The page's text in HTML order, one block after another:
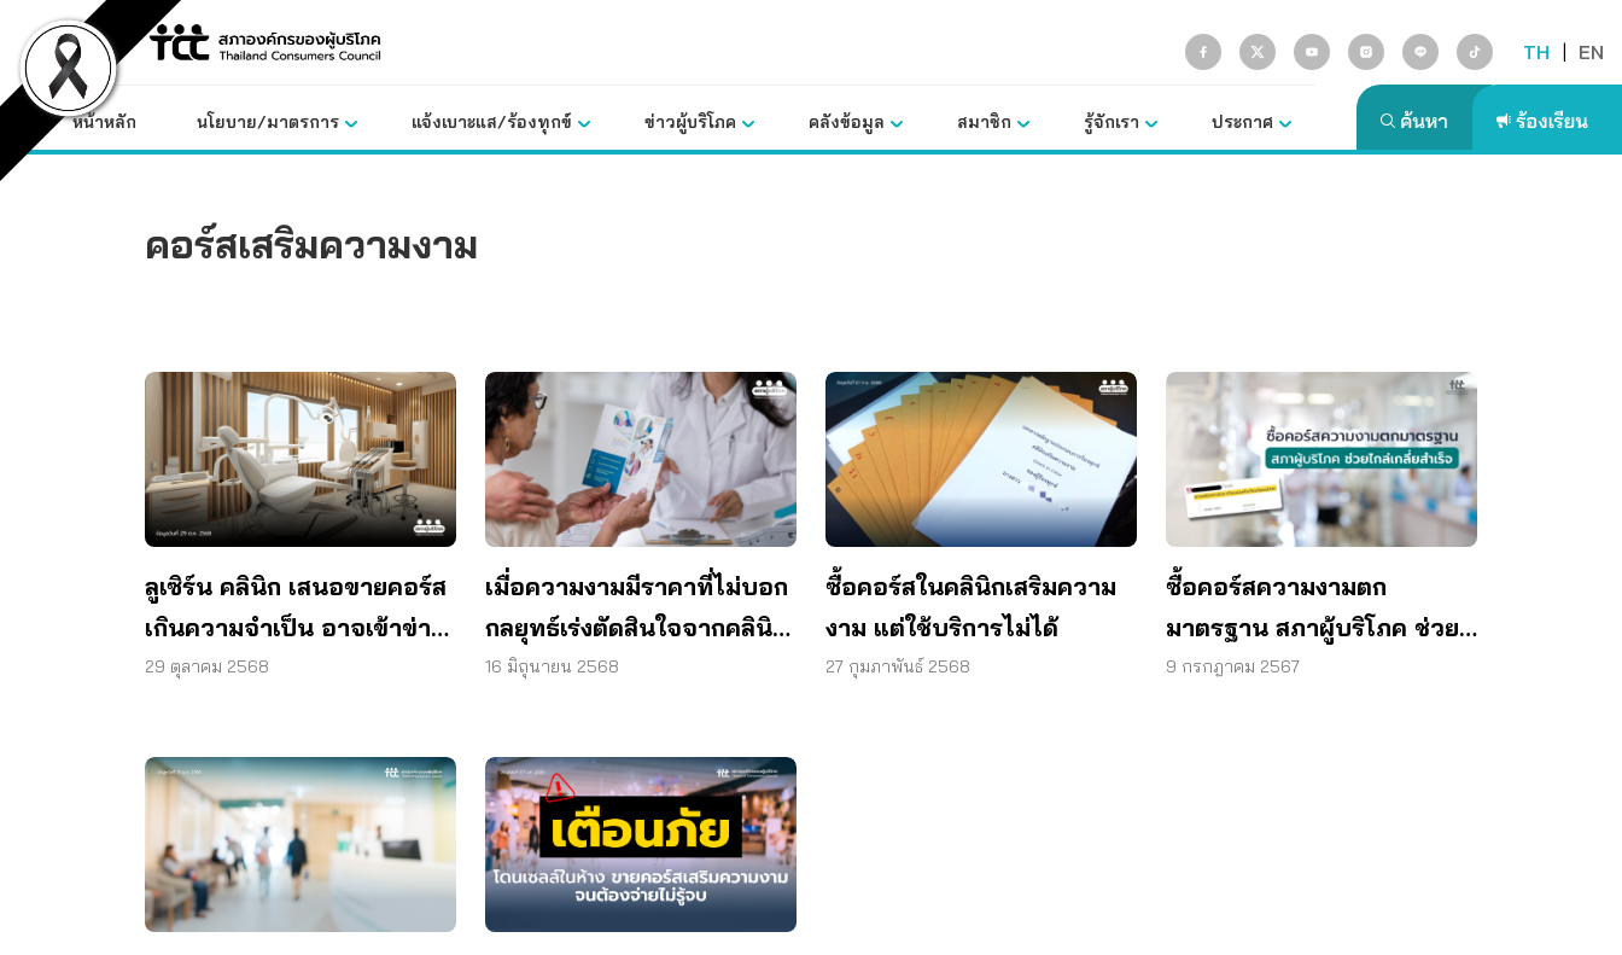
content
TH | EN
หน้าหลัก นโยบาย/มาตรการ แจ้งเบาะแส/ร้องทุกข์ ข่าวผู้บริโภค คลังข้อมูล สมาชิก รู้จักเรา ประกาศ
คอร์สเสริมความงาม
ลูเซิร์น คลินิก เสนอขายคอร์ส
เกินความจำเป็น อาจเข้าข่าย
ฝ่าฝืนกฎหมาย
29 ตุลาคม 2568
เมื่อความงามมีราคาที่ไม่บอก
กลยุทธ์เร่งตัดสินใจจากคลินิก
ในห้าง
16 มิถุนายน 2568
ซื้อคอร์สในคลินิกเสริมความ
งาม แต่ใช้บริการไม่ได้
27 กุมภาพันธ์ 2568
ซื้อคอร์สความงามตก
มาตรฐาน สภาผู้บริโภค ช่วย
ไกล่เกลี่ยสำเร็จ
9 กรกฎาคม 2567